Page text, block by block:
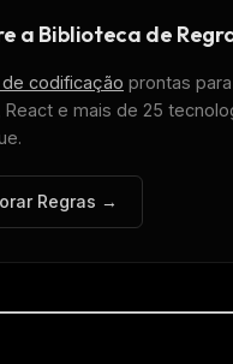
a Biblioteca de
de codificação prontas
React e mais de 25
Regras →